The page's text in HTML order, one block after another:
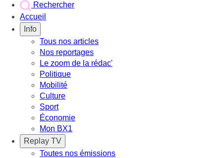
Rechercher
Accueil
Info
Tous nos articles
Nos reportages
Le zoom de la rédac'
Politique
Mobilité
Culture
Sport
Économie
Mon BX1
Replay TV
Toutes nos émissions